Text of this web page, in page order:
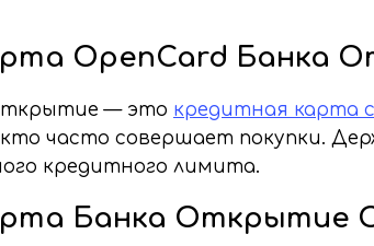
OpenCard Банка
— это кредитная карта
часто совершает покупки.
кредитного лимита.
Банка Открытие